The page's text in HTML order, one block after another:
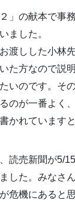
」の献本で事
ました。
渡しした小
た方なので説
いのです。そ
のが一番よ
かれています
読売新聞が5/
した。みなさ
危機にあると